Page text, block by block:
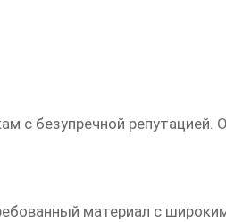
с безупречной репутацией.
материал с